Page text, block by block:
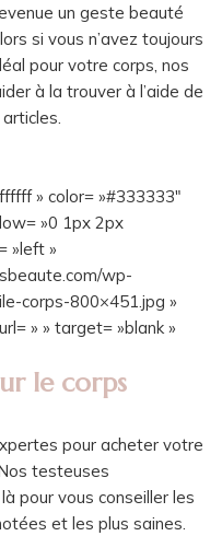
un geste beauté
si vous n’avez toujours
pour votre corps, nos
à la trouver à l’aide de
» color= »#333333″
»0 1px 2px
»left »
wp-
corps-800×451.jpg »
» » target= »blank »
le corps
pour acheter votre
testeuses
pour vous conseiller les
et les plus saines.